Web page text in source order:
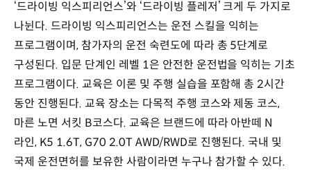
‘드라이빙 익스피리언스’와 ‘드라이빙 플레저’ 크게 두 가지로
나뉜다. 드라이빙 익스피리언스는 운전 스킬을 익히는
프로그램이며, 참가자의 운전 숙련도에 따라 총 5단계로
구성된다. 입문 단계인 레벨 1은 안전한 운전법을 익히는 기초
프로그램이다. 교육은 이론 및 주행 실습을 포함해 총 2시간
동안 진행된다. 교육 장소는 다목적 주행 코스와 제동 코스,
마른 노면 서킷 B코스다. 교육은 브랜드에 따라 아반떼 N
라인, K5 1.6T, G70 2.0T AWD/RWD로 진행된다. 국내 및
국제 운전면허를 보유한 사람이라면 누구나 참가할 수 있다.